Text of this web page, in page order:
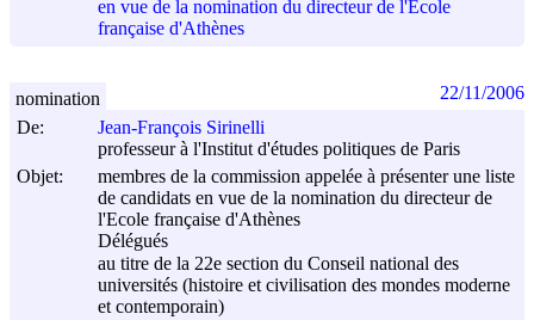
en vue de la nomination du directeur de l'École
française d'Athènes
De:
Jean-François Sirinelli
professeur à l'Institut d'études politiques de Paris
Objet:
membres de la commission appelée à présenter une liste
de candidats en vue de la nomination du directeur de
l'Ecole française d'Athènes
Délégués
au titre de la 22e section du Conseil national des
universités (histoire et civilisation des mondes moderne
et contemporain)
nomination 22/11/2006